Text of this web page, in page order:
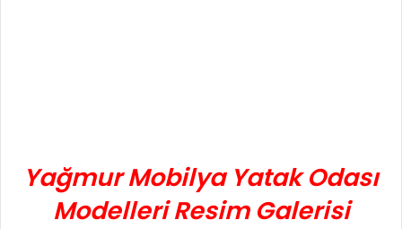
Yağmur Mobilya Yatak Odası
Modelleri Resim Galerisi